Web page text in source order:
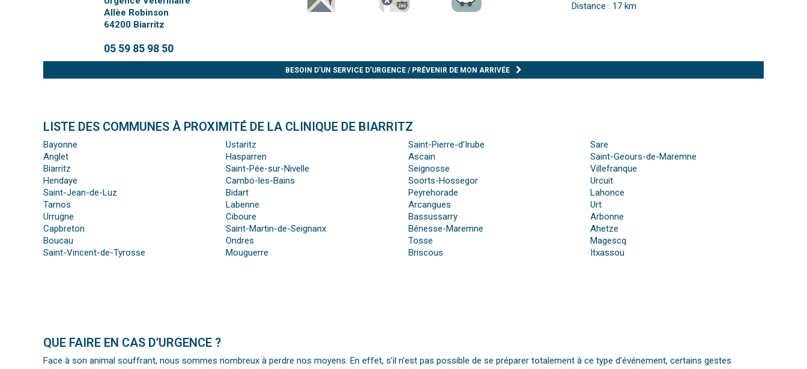
Allèe Robinson
64200 Biarritz
05 59 85 98 50
Distance : 17 km
BESOIN D’UN SERVICE D’URGENCE / PRÉVENIR DE MON ARRIVÉE
LISTE DES COMMUNES À PROXIMITÉ DE LA CLINIQUE DE BIARRITZ
Bayonne
Anglet
Biarritz
Hendaye
Saint-Jean-de-Luz
Tarnos
Urrugne
Capbreton
Boucau
Saint-Vincent-de-Tyrosse
Ustaritz
Hasparren
Saint-Pée-sur-Nivelle
Cambo-les-Bains
Bidart
Labenne
Ciboure
Saint-Martin-de-Seignanx
Ondres
Mouguerre
Saint-Pierre-d’Irube
Ascain
Seignosse
Soorts-Hossegor
Peyrehorade
Arcangues
Bassussarry
Bénesse-Maremne
Tosse
Briscous
Sare
Saint-Geours-de-Maremne
Villefranque
Urcuit
Lahonce
Urt
Arbonne
Ahetze
Magescq
Itxassou
QUE FAIRE EN CAS D’URGENCE ?
Face à son animal souffrant, nous sommes nombreux à perdre nos moyens. En effet, s’il n’est pas possible de se préparer totalement à ce type d’événement, certains gestes